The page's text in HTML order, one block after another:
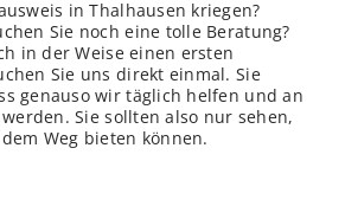
in Thalhausen kriegen?
Sie noch eine tolle Beratung?
in der Weise einen ersten
Sie uns direkt einmal. Sie
genauso wir täglich helfen und an
Sie sollten also nur sehen,
Weg bieten können.